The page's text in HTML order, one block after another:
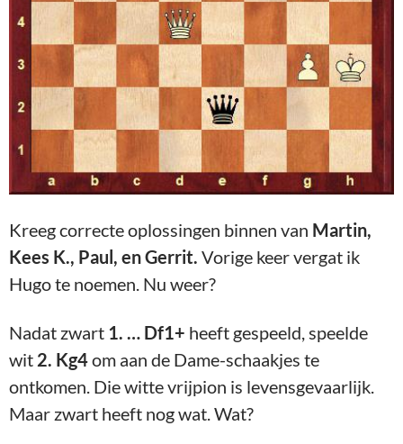
Kreeg correcte oplossingen binnen van Martin,
Kees K., Paul, en Gerrit. Vorige keer vergat ik
Hugo te noemen. Nu weer?
Nadat zwart 1. … Df1+ heeft gespeeld, speelde
wit 2. Kg4om aan de Dame-schaakjes te
ontkomen. Die witte vrijpion is levensgevaarlijk.
Maar zwart heeft nog wat. Wat?